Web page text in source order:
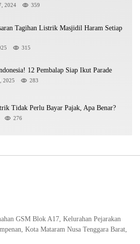
2024 359
Tagihan Listrik Masjidil Haram Setiap
315
12 Pembalap Siap Ikut Parade
2025 283
Tidak Perlu Bayar Pajak, Apa Benar?
276
GSM Blok A17, Kelurahan Pejarakan
Kota Mataram Nusa Tenggara Barat,